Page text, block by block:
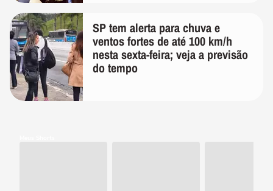
SP tem alerta para chuva e
ventos fortes de até 100 km/h
nesta sexta-feira; veja a previsão
do tempo